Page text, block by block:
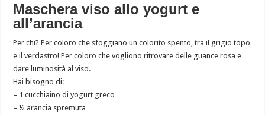
Maschera viso allo yogurt e
all’arancia
Per chi? Per coloro che sfoggiano un colorito spento, tra il grigio topo
e il verdastro! Per coloro che vogliono ritrovare delle guance rosa e
dare luminosità al viso.
Hai bisogno di:
– 1 cucchiaino di yogurt greco
– ½ arancia spremuta